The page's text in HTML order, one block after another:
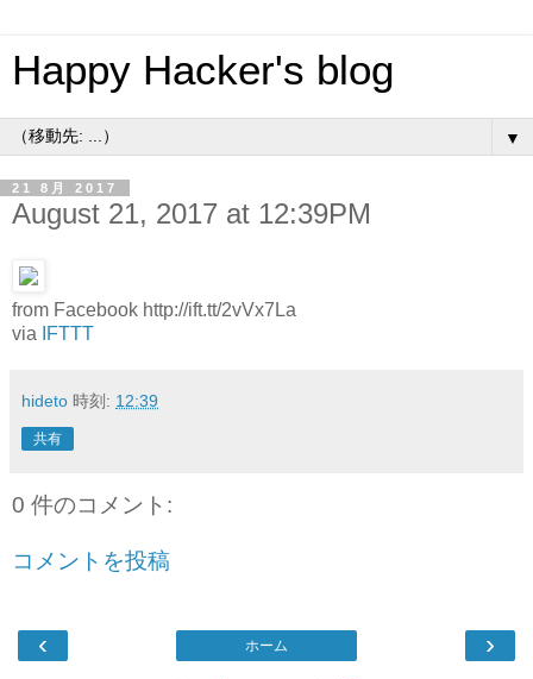
Happy Hacker's blog
▼
21 8月 2017
August 21, 2017 at 12:39PM
from Facebook http://ift.tt/2vVx7La
via
IFTTT
hideto 時刻: 12:39
共有
0 件のコメント:
コメントを投稿
‹ ›
ホーム